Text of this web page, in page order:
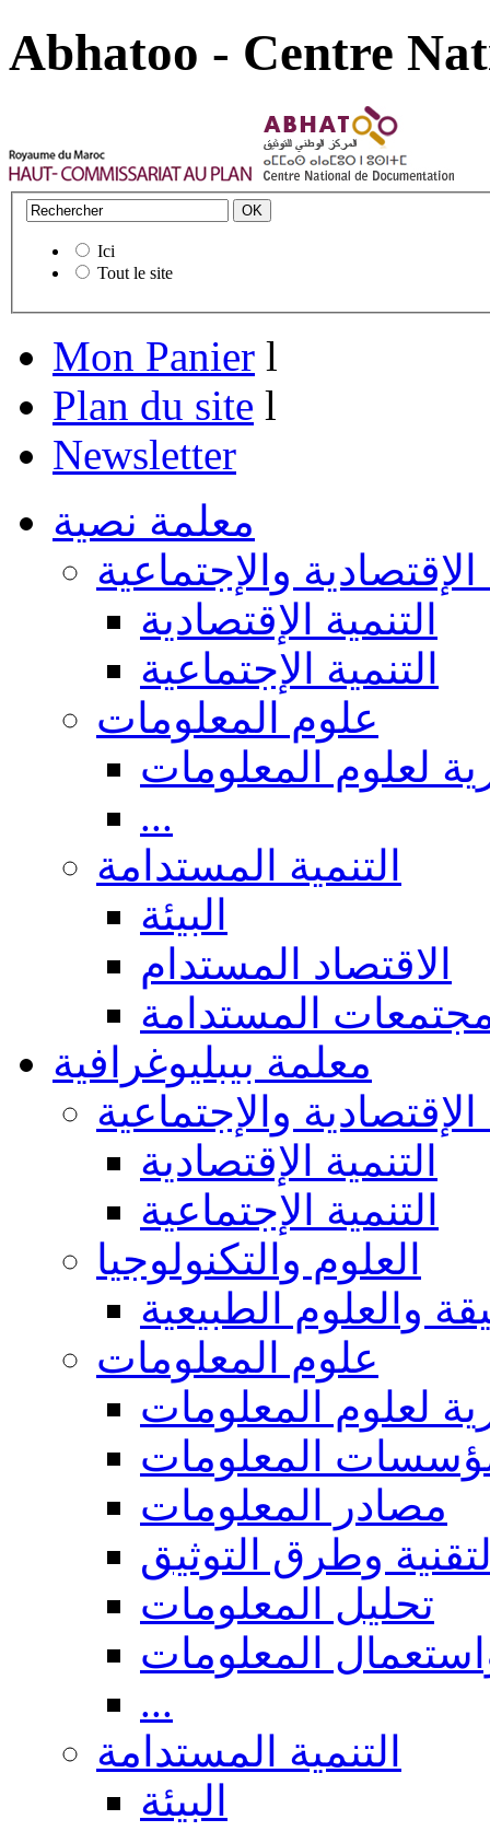
Abhatoo - Centre
Ici
Tout le site
Mon Panier l
Plan du site l
Newsletter
معلمة نصية
الإقتصادية والإجتماعية
التنمية الإقتصادية
التنمية الإجتماعية
علوم المعلومات
لعلوم المعلومات
...
التنمية المستدامة
البيئة
الاقتصاد المستدام
المستدامة
معلمة بيبليوغرافية
الإقتصادية والإجتماعية
التنمية الإقتصادية
التنمية الإجتماعية
العلوم والتكنولوجيا
والعلوم الطبيعية
علوم المعلومات
لعلوم المعلومات
المعلومات
مصادر المعلومات
وطرق التوثيق
تحليل المعلومات
المعلومات
...
التنمية المستدامة
البيئة